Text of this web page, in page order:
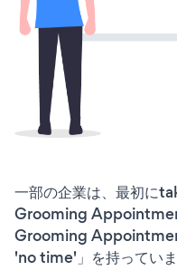
一部の企業は、最初に
Grooming
Grooming
'no time'」を持っていま